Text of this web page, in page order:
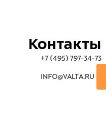
Контакты
+7 (495) 797-34-73
INFO@VALTA.RU